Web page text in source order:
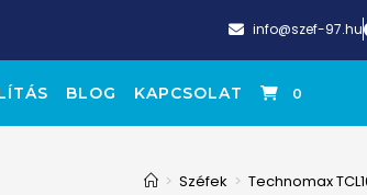
info@szef-97.hu
BLOG KAPCSOLAT 0
> Széfek > Technomax